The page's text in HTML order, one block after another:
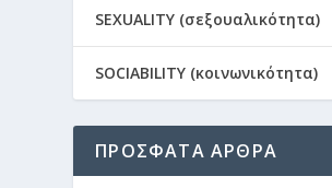
SEXUALITY (σεξουαλικότητα)
SOCIABILITY (κοινωνικότητα)
ΠΡΟΣΦΑΤΑ ΑΡΘΡΑ